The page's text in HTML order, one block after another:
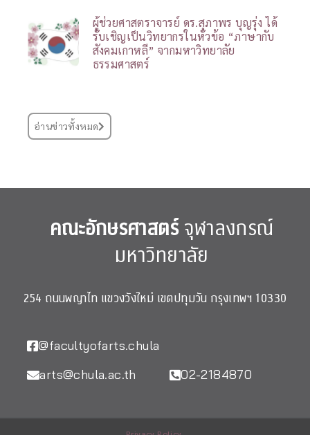
ผู้ช่วยศาสตราจารย์ ดร.สุภาพร บุญรุ่ง ได้
รับเชิญเป็นวิทยากรในหัวข้อ “ภาษากับ
สังคมเกาหลี” จากมหาวิทยาลัย
ธรรมศาสตร์
อ่านข่าวทั้งหมด
คณะอักษรศาสตร์จุฬาลงกรณ์
มหาวิทยาลัย
254 ถนนพญาไท แขวงวังใหม่ เขตปทุมวัน กรุงเทพฯ 10330
@facultyofarts.chula
arts@chula.ac.th
02-2184870